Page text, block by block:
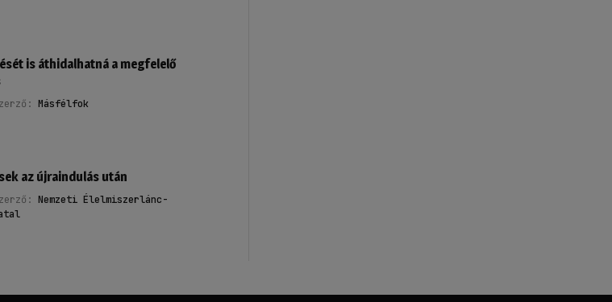
is áthidalhatná a megfelelő
Másfélfok
az újraindulás után
Nemzeti Élelmiszerlánc-